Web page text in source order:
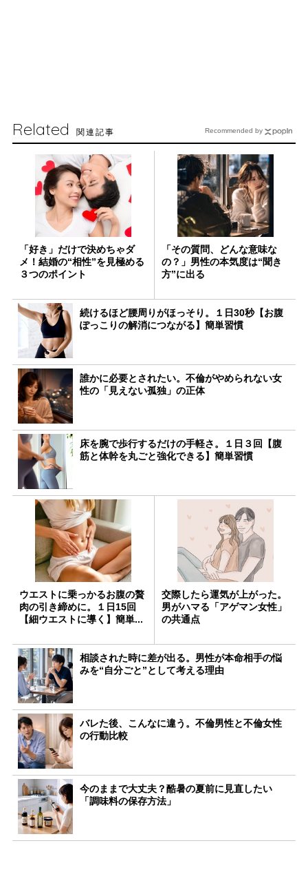
Related 関連記事
「好き」だけで決めちゃダ
メ！結婚の“相性”を見極める
３つのポイント
「その質問、どんな意味な
の？」男性の本気度は“聞き
方”に出る
続けるほど腰周りがほっそり。１日30秒【お腹
ぽっこりの解消につながる】簡単習慣
誰かに必要とされたい。不倫がやめられない女
性の「見えない孤独」の正体
床を腕で歩行するだけの手軽さ。１日３回【腹
筋と体幹を丸ごと強化できる】簡単習慣
ウエストに乗っかるお腹の贅
肉の引き締めに。１日15回
【細ウエストに導く】簡単...
交際したら運気が上がった。
男がハマる「アゲマン女性」
の共通点
相談された時に差が出る。男性が本命相手の悩
みを“自分ごと”として考える理由
バレた後、こんなに違う。不倫男性と不倫女性
の行動比較
今のままで大丈夫？酷暑の夏前に見直したい
「調味料の保存方法」
Recommended by